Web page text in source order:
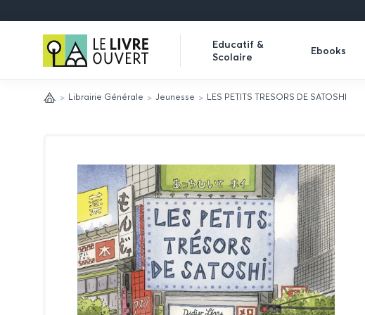
Le
Livre
Ouvert
Educatif &
Scolaire
Expand
submenu
Ebooks
AccueilLibrairie Générale Jeunesse LES PETITS TRESORS DE SATOSHI